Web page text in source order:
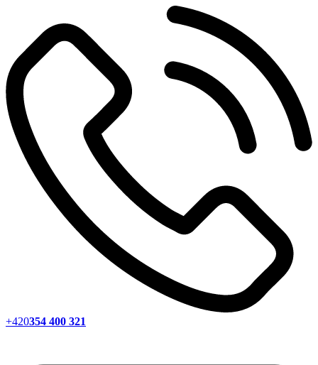
+420354 400 321